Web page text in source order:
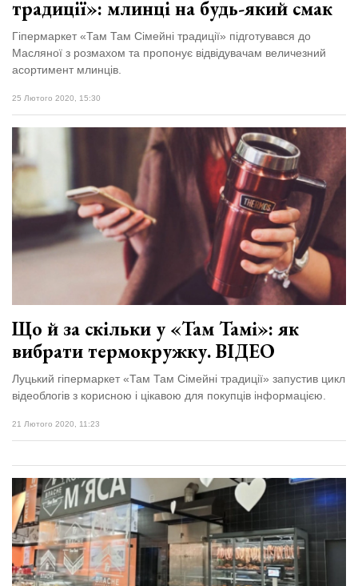
традиції»: млинці на будь-який смак
Гіпермаркет «Там Там Сімейні традиції» підготувався до
Масляної з розмахом та пропонує відвідувачам величезний
асортимент млинців.
25 Лютого 2020, 15:30
Що й за скільки у «Там Тамі»: як
вибрати термокружку. ВІДЕО
Луцький гіпермаркет «Там Там Сімейні традиції» запустив цикл
відеоблогів з корисною і цікавою для покупців інформацією.
21 Лютого 2020, 11:23